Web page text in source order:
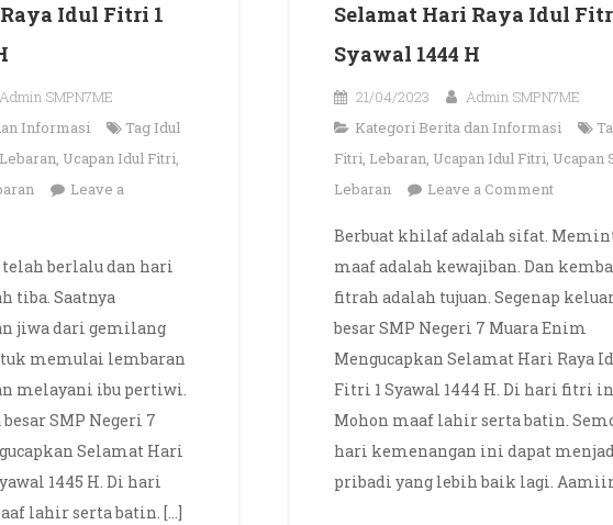
Idul Fitri 1
Admin SMPN7ME
Informasi Tag Idul
Lebaran, Ucapan Idul Fitri,
Leave a
berlalu dan hari
tiba. Saatnya
jiwa dari gemilang
memulai lembaran
melayani ibu pertiwi.
SMP Negeri 7
Selamat Hari
1445 H. Di hari
lahir serta batin. […]
Selamat Hari Raya Idul
Syawal 1444 H
21/04/2023
Admin SMPN7ME
Kategori Berita dan Informasi
Fitri, Lebaran, Ucapan Idul Fitri, Ucapan
Lebaran
Leave a Commenton
Hari
Raya
Idul
Fitri
Syawal
1444
H
Berbuat khilaf adalah sifat.
maaf adalah kewajiban. Dan
fitrah adalah tujuan. Segenap
besar SMP Negeri 7 Muara Enim
Mengucapkan Selamat Hari Raya
Fitri 1 Syawal 1444 H. Di hari fitri
Mohon maaf lahir serta batin.
hari kemenangan ini dapat
pribadi yang lebih baik lagi.